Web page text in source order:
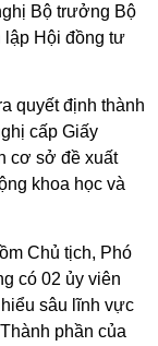
Bộ trưởng Bộ
lập Hội đồng tư
quyết định thành
cấp Giấy
cơ sở đề xuất
khoa học và
Chủ tịch, Phó
có 02 ủy viên
sâu lĩnh vực
phần của